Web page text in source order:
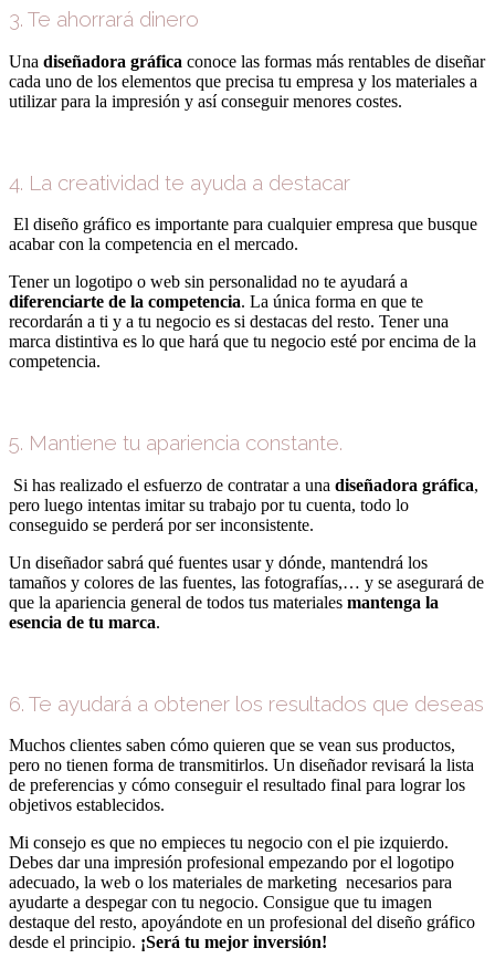
3. Te ahorrará dinero
Una diseñadora gráfica conoce las formas más rentables de diseñar
cada uno de los elementos que precisa tu empresa y los materiales a
utilizar para la impresión y así conseguir menores costes.
4. La creatividad te ayuda a destacar
El diseño gráfico es importante para cualquier empresa que busque
acabar con la competencia en el mercado.
Tener un logotipo o web sin personalidad no te ayudará a
diferenciarte de la competencia. La única forma en que te
recordarán a ti y a tu negocio es si destacas del resto. Tener una
marca distintiva es lo que hará que tu negocio esté por encima de la
competencia.
5. Mantiene tu apariencia constante.
Si has realizado el esfuerzo de contratar a una diseñadora gráfica,
pero luego intentas imitar su trabajo por tu cuenta, todo lo
conseguido se perderá por ser inconsistente.
Un diseñador sabrá qué fuentes usar y dónde, mantendrá los
tamaños y colores de las fuentes, las fotografías,… y se asegurará de
que la apariencia general de todos tus materiales mantenga la
esencia de tu marca.
6. Te ayudará a obtener los resultados que deseas
Muchos clientes saben cómo quieren que se vean sus productos,
pero no tienen forma de transmitirlos. Un diseñador revisará la lista
de preferencias y cómo conseguir el resultado final para lograr los
objetivos establecidos.
Mi consejo es que no empieces tu negocio con el pie izquierdo.
Debes dar una impresión profesional empezando por el logotipo
adecuado, la web o los materiales de marketing necesarios para
ayudarte a despegar con tu negocio. Consigue que tu imagen
destaque del resto, apoyándote en un profesional del diseño gráfico
desde el principio. ¡Será tu mejor inversión!